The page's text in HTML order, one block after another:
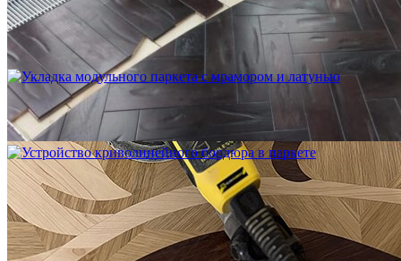
Устройство криволинейного бордюра в паркете
2 500 ₽